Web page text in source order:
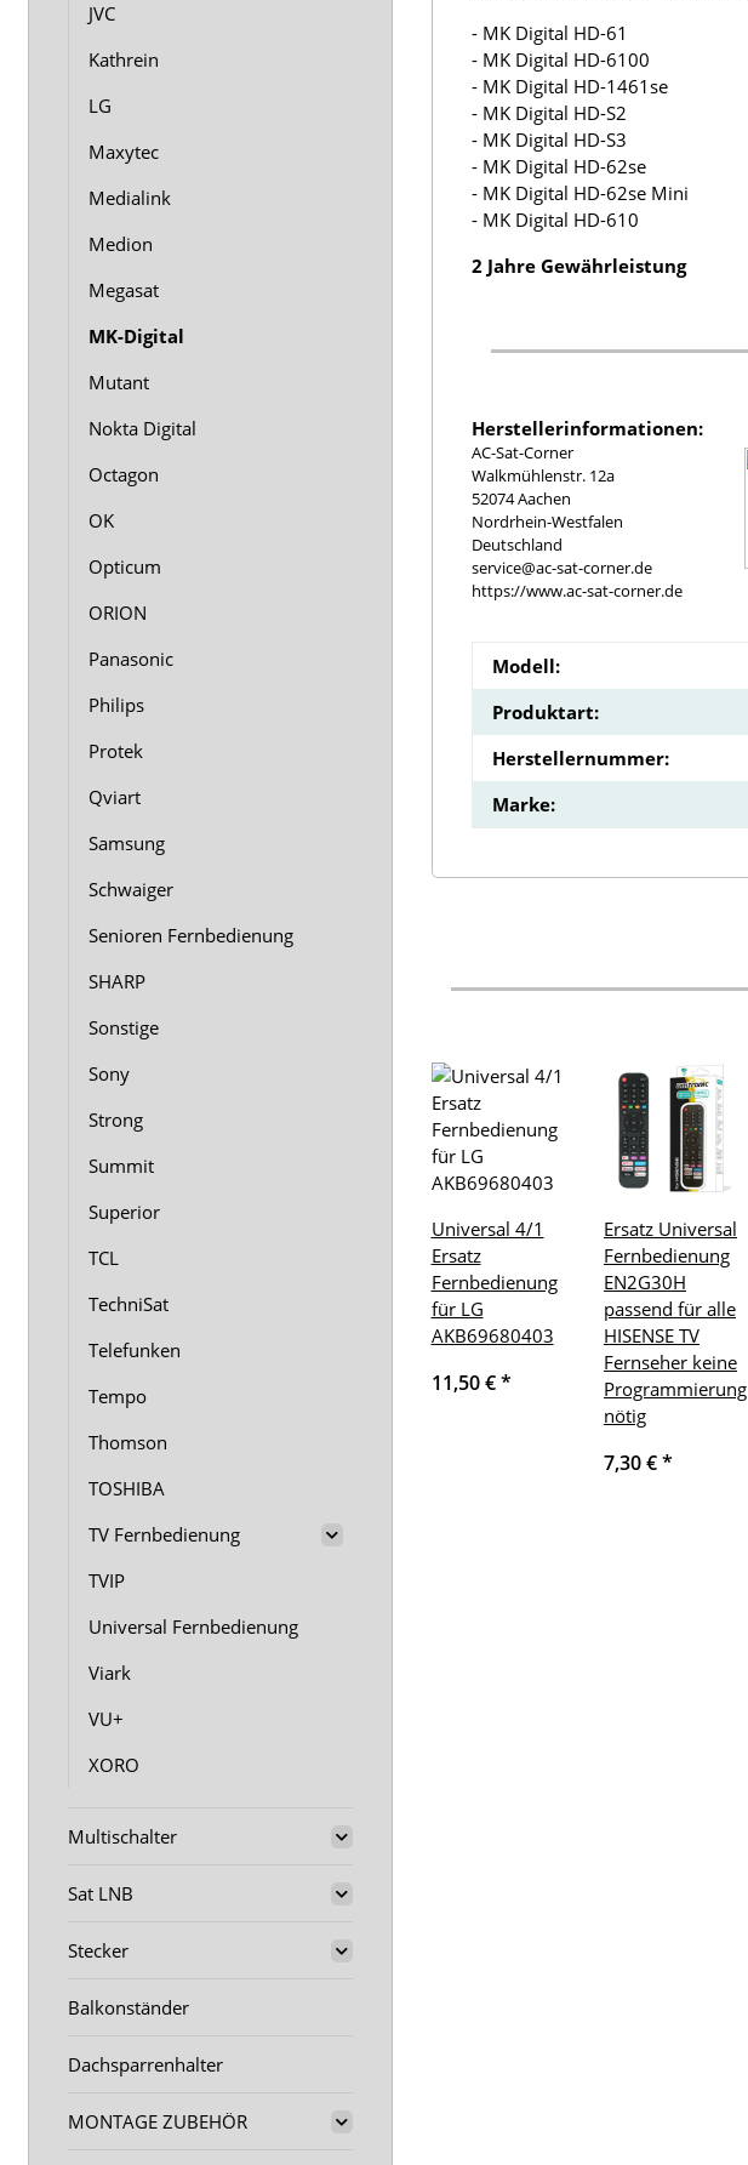
- MK Digital HD-61
- MK Digital HD-6100
- MK Digital HD-1461se
- MK Digital HD-S2
- MK Digital HD-S3
- MK Digital HD-62se
- MK Digital HD-62se Mini
- MK Digital HD-610
2 Jahre Gewährleistung
Herstellerinformationen:
AC-Sat-Corner
Walkmühlenstr. 12a
52074 Aachen
Nordrhein-Westfalen
Deutschland
service@ac-sat-corner.de
https://www.ac-sat-corner.de
Modell:
Produktart:
Herstellernummer:
Marke:
Universal 4/1
Ersatz
Fernbedienung
für LG
AKB69680403
11,50 €*
Ersatz Universal
Fernbedienung
EN2G30H
passend für alle
HISENSE TV
Fernseher keine
Programmierung
nötig
7,30 €*
JVC
Kathrein
LG
Maxytec
Medialink
Medion
Megasat
MK-Digital
Mutant
Nokta Digital
Octagon
OK
Opticum
ORION
Panasonic
Philips
Protek
Qviart
Samsung
Schwaiger
Senioren Fernbedienung
SHARP
Sonstige
Sony
Strong
Summit
Superior
TCL
TechniSat
Telefunken
Tempo
Thomson
TOSHIBA
TV Fernbedienung
TVIP
Universal Fernbedienung
Viark
VU+
XORO
Multischalter
Sat LNB
Stecker
Balkonständer
Dachsparrenhalter
MONTAGE ZUBEHÖR